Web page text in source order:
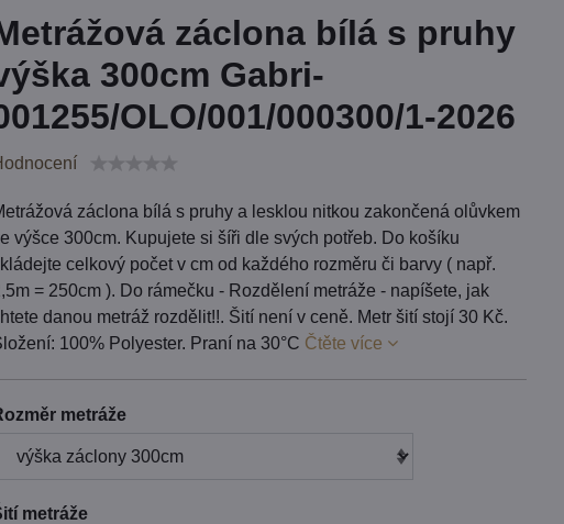
záclona bílá s pruhy
300cm Gabri-
OLO/001/000300/1-2026
záclona bílá s pruhy a lesklou nitkou zakončená olůvkem
výšce 300cm. Kupujete si šíři dle svých potřeb. Do košíku
celkový počet v cm od každého rozměru či barvy ( např.
= 250cm ). Do rámečku - Rozdělení metráže - napíšete, jak
danou metráž rozdělit!!. Šití není v ceně. Metr šití stojí 30 Kč.
100% Polyester. Praní na 30°C Čtěte více
metráže
metráže